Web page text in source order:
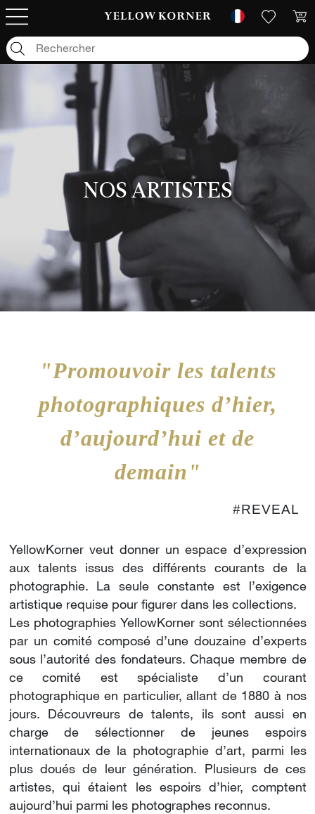
NOS ARTISTES
"Promouvoir les talents
photographiques d’hier,
d’aujourd’hui et de
demain"
#REVEAL
YellowKorner veut donner un espace d’expression
aux talents issus des différents courants de la
photographie. La seule constante est l’exigence
artistique requise pour figurer dans les collections.
Les photographies YellowKorner sont sélectionnées
par un comité composé d’une douzaine d’experts
sous l’autorité des fondateurs. Chaque membre de
ce comité est spécialiste d’un courant
photographique en particulier, allant de 1880 à nos
jours. Découvreurs de talents, ils sont aussi en
charge de sélectionner de jeunes espoirs
internationaux de la photographie d’art, parmi les
plus doués de leur génération. Plusieurs de ces
artistes, qui étaient les espoirs d’hier, comptent
aujourd’hui parmi les photographes reconnus.